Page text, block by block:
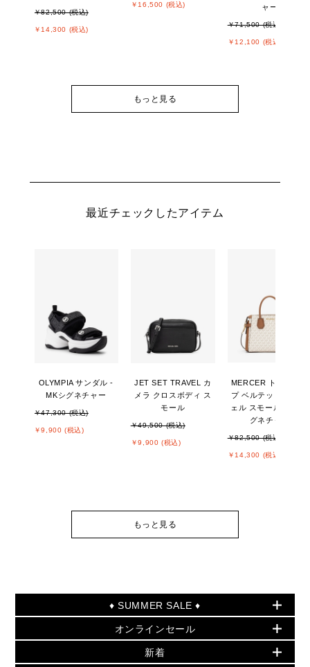
￥82,500 (税込)
￥14,300 (税込)
￥16,500 (税込)
ャー
￥71,500 (税込)
￥12,100 (税込)
もっと見る
最近チェックしたアイテム
OLYMPIA サンダル -
MKシグネチャー
￥47,300 (税込)
￥9,900 (税込)
JET SET TRAVEL カ
メラ クロスボディ ス
モール
￥49,500 (税込)
￥9,900 (税込)
MERCER トップジッ
プ ベルテッド サッチ
ェル スモール - MKシ
グネチャー
￥82,500 (税込)
￥14,300 (税込)
もっと見る
♦ SUMMER SALE ♦
セールおすすめアイテム
▶ ウィメンズ
オンラインセール
PRODUCT OF THE MONTH - 今月の特別価格
新着